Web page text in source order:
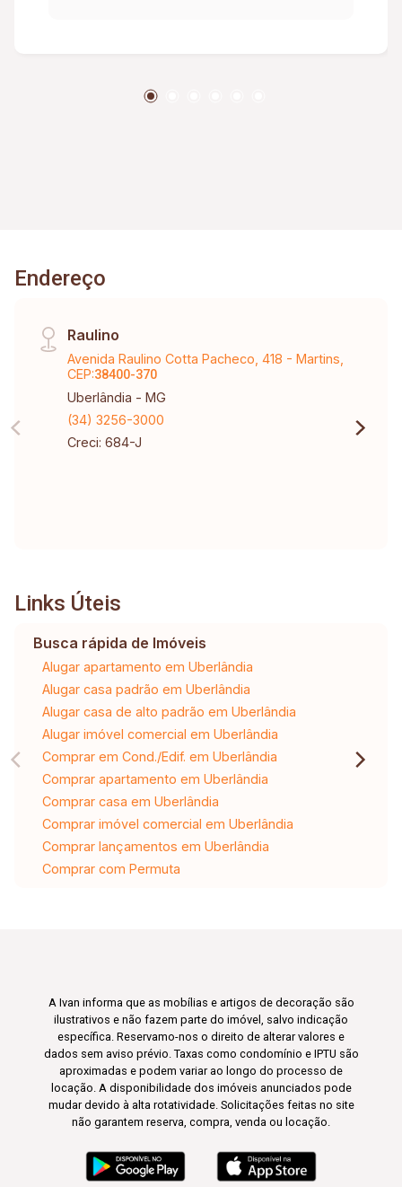
Endereço
Raulino
Avenida Raulino Cotta Pacheco, 418 - Martins,
CEP:38400-370
Uberlândia - MG
(34) 3256-3000
Creci: 684-J
Links Úteis
Busca rápida de Imóveis
Alugar apartamento em Uberlândia
Alugar casa padrão em Uberlândia
Alugar casa de alto padrão em Uberlândia
Alugar imóvel comercial em Uberlândia
Comprar em Cond./Edif. em Uberlândia
Comprar apartamento em Uberlândia
Comprar casa em Uberlândia
Comprar imóvel comercial em Uberlândia
Comprar lançamentos em Uberlândia
Comprar com Permuta
A Ivan informa que as mobílias e artigos de decoração são
ilustrativos e não fazem parte do imóvel, salvo indicação
específica. Reservamo-nos o direito de alterar valores e
dados sem aviso prévio. Taxas como condomínio e IPTU são
aproximadas e podem variar ao longo do processo de
locação. A disponibilidade dos imóveis anunciados pode
mudar devido à alta rotatividade. Solicitações feitas no site
não garantem reserva, compra, venda ou locação.